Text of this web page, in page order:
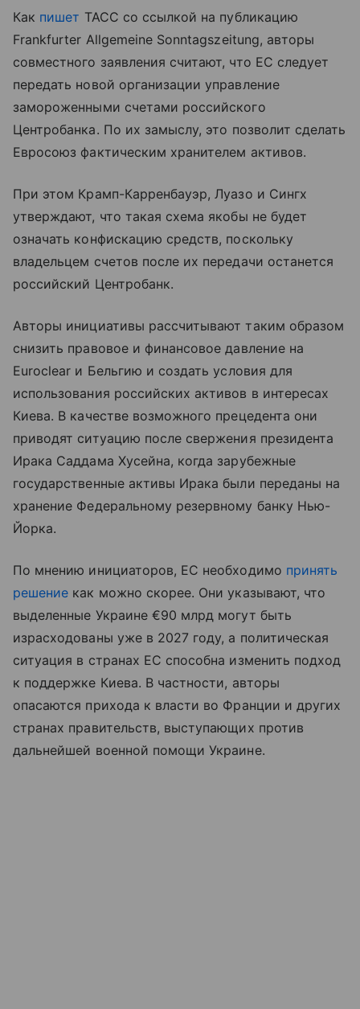
Как пишет ТАСС со ссылкой на публикацию
Frankfurter Allgemeine Sonntagszeitung, авторы
совместного заявления считают, что ЕС следует
передать новой организации управление
замороженными счетами российского
Центробанка. По их замыслу, это позволит сделать
Евросоюз фактическим хранителем активов.
При этом Крамп-Карренбауэр, Луазо и Сингх
утверждают, что такая схема якобы не будет
означать конфискацию средств, поскольку
владельцем счетов после их передачи останется
российский Центробанк.
Авторы инициативы рассчитывают таким образом
снизить правовое и финансовое давление на
Euroclear и Бельгию и создать условия для
использования российских активов в интересах
Киева. В качестве возможного прецедента они
приводят ситуацию после свержения президента
Ирака Саддама Хусейна, когда зарубежные
государственные активы Ирака были переданы на
хранение Федеральному резервному банку Нью-
Йорка.
По мнению инициаторов, ЕС необходимо принять
решение как можно скорее. Они указывают, что
выделенные Украине €90 млрд могут быть
израсходованы уже в 2027 году, а политическая
ситуация в странах ЕС способна изменить подход
к поддержке Киева. В частности, авторы
опасаются прихода к власти во Франции и других
странах правительств, выступающих против
дальнейшей военной помощи Украине.